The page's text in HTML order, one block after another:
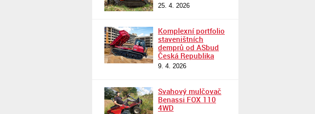
25. 4. 2026
Komplexní portfolio
staveništních
demprů od ASbud
Česká Republika
9. 4. 2026
Svahový mulčovač
Benassi FOX 110
4WD